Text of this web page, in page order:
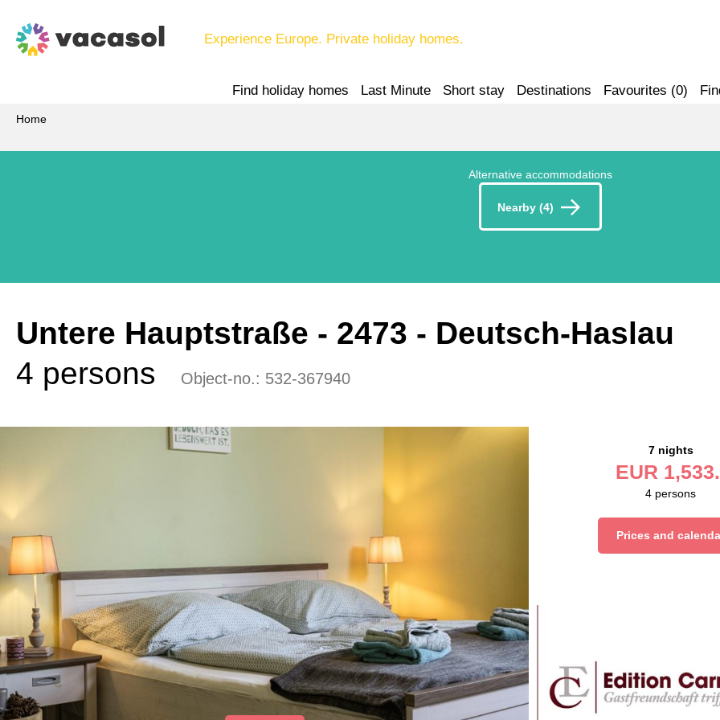
Experience Europe. Private holiday homes.
Find holiday homes Last Minute Short stay Destinations Favourites (0)
Home
Alternative accommodations
Nearby (4)
Untere Hauptstraße - 2473 - Deutsch-Haslau
4 persons
Object-no.: 532-367940
7 nights
EUR
4 persons
Prices and